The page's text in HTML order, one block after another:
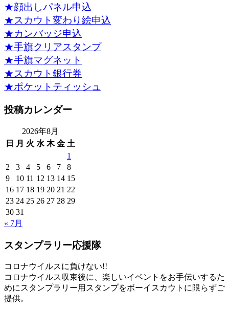
★顔出しパネル申込
★スカウト変わり絵申込
★カンバッジ申込
★手旗クリアスタンプ
★手旗マグネット
★スカウト銀行券
★ポケットティッシュ
投稿カレンダー
2026年8月
日
月 火 水 木 金 土
1
2
3 4 5 6 7
8
9
10 11 12 13 14 15
16 17 18 19 20 21 22
23 24 25 26 27 28 29
30 31
« 7月
スタンプラリー応援隊
コロナウイルスに負けない!!
コロナウイルス収束後に、楽しいイベントをお手伝いするた
めにスタンプラリー用スタンプをボーイスカウトに限らずご
提供。